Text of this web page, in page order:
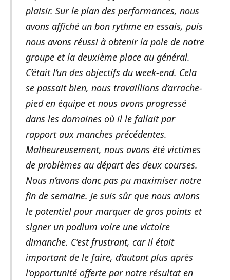
plaisir. Sur le plan des performances, nous
avons affiché un bon rythme en essais, puis
nous avons réussi à obtenir la pole de notre
groupe et la deuxième place au général.
C’était l’un des objectifs du week-end. Cela
se passait bien, nous travaillions d’arrache-
pied en équipe et nous avons progressé
dans les domaines où il le fallait par
rapport aux manches précédentes.
Malheureusement, nous avons été victimes
de problèmes au départ des deux courses.
Nous n’avons donc pas pu maximiser notre
fin de semaine. Je suis sûr que nous avions
le potentiel pour marquer de gros points et
signer un podium voire une victoire
dimanche. C’est frustrant, car il était
important de le faire, d’autant plus après
l’opportunité offerte par notre résultat en